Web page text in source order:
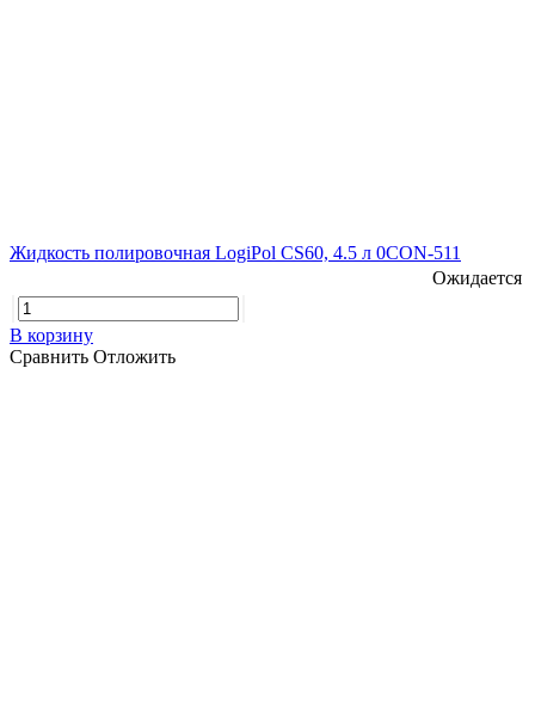
Жидкость полировочная LogiPol CS60, 4.5 л 0CON-511
Ожидается
В корзину
Сравнить Отложить